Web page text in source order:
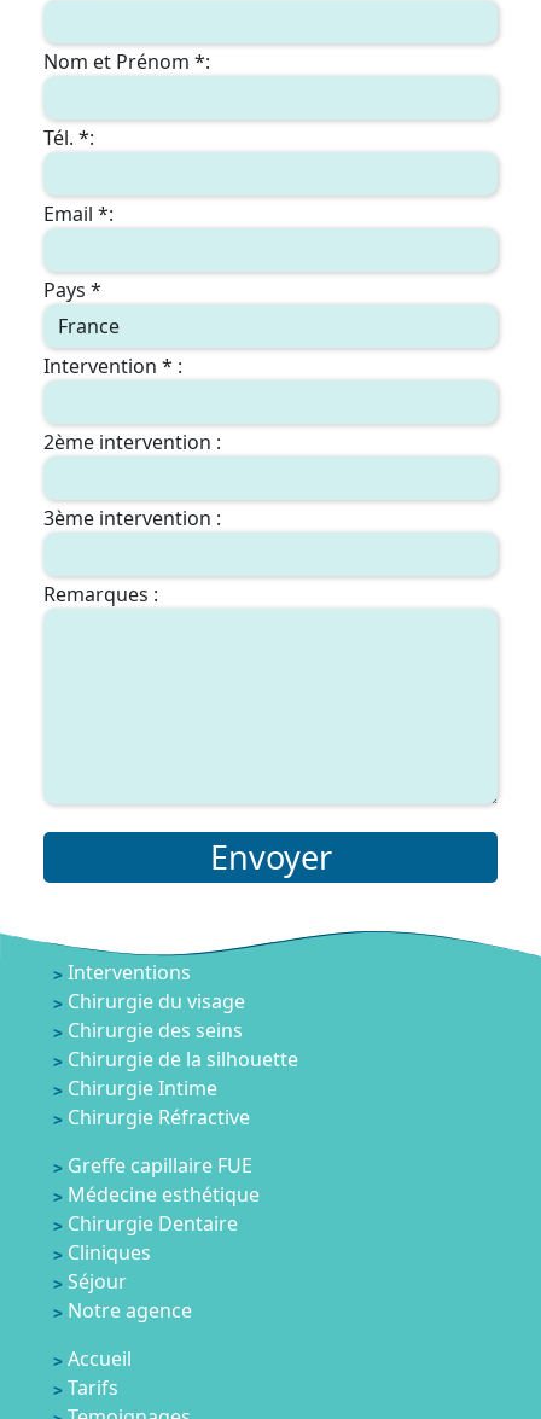
Nom et Prénom *:
Tél. *:
Email *:
Pays *
Intervention * :
2ème intervention :
3ème intervention :
Remarques :
Envoyer
Interventions
Chirurgie du visage
Chirurgie des seins
Chirurgie de la silhouette
Chirurgie Intime
Chirurgie Réfractive
Greffe capillaire FUE
Médecine esthétique
Chirurgie Dentaire
Cliniques
Séjour
Notre agence
Accueil
Tarifs